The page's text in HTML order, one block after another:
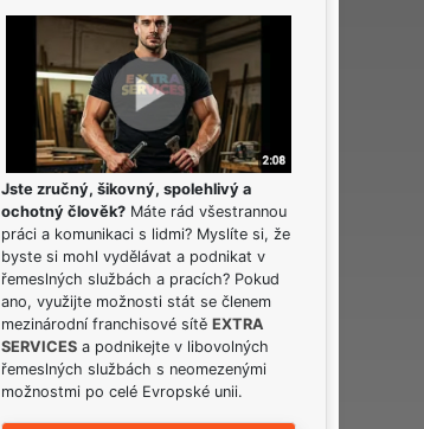
Jste zručný, šikovný, spolehlivý a
ochotný člověk? Máte rád všestrannou
práci a komunikaci s lidmi? Myslíte si, že
byste si mohl vydělávat a podnikat v
řemeslných službách a pracích? Pokud
ano, využijte možnosti stát se členem
mezinárodní franchisové sítěEXTRA
SERVICES a podnikejte v libovolných
řemeslných službách s neomezenými
možnostmi po celé Evropské unii.